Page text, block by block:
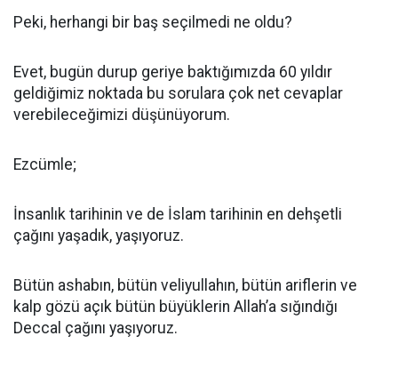
Peki, herhangi bir baş seçilmedi ne oldu?
Evet, bugün durup geriye baktığımızda 60 yıldır
geldiğimiz noktada bu sorulara çok net cevaplar
verebileceğimizi düşünüyorum.
Ezcümle;
İnsanlık tarihinin ve de İslam tarihinin en dehşetli
çağını yaşadık, yaşıyoruz.
Bütün ashabın, bütün veliyullahın, bütün ariflerin ve
kalp gözü açık bütün büyüklerin Allah’a sığındığı
Deccal çağını yaşıyoruz.